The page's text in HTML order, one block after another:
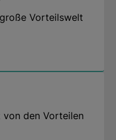
Vorteilswelt
von den Vorteilen